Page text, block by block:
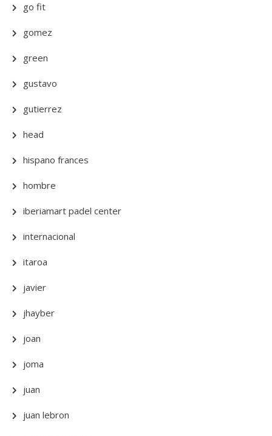
go fit
gomez
green
gustavo
gutierrez
head
hispano frances
hombre
iberiamart padel center
internacional
itaroa
javier
jhayber
joan
joma
juan
juan lebron